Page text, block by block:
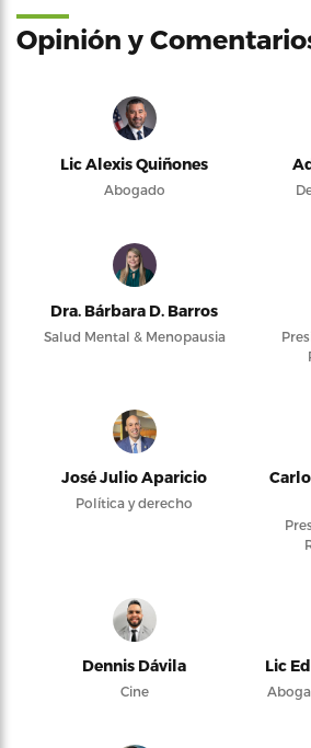
Opinión y
Lic Alexis Quiñones
Abogado
Dra. Bárbara D. Barros
Salud Mental & Menopausia
José Julio Aparicio
Política y derecho
Dennis Dávila
Cine
Lic